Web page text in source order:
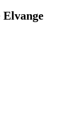
Elvange